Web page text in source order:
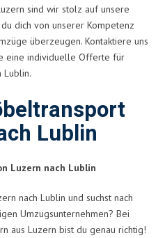
sind wir stolz auf unsere
dich von unserer Kompetenz
überzeugen. Kontaktiere uns
eine individuelle Offerte für
Lublin.
Lublin
Luzern nach Lublin
nach Lublin und suchst nach
Umzugsunternehmen? Bei
aus Luzern bist du genau richtig!